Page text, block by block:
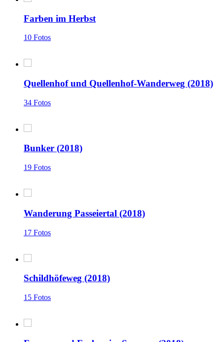
Farben im Herbst
10 Fotos
Quellenhof und Quellenhof-Wanderweg (2018)
34 Fotos
Bunker (2018)
19 Fotos
Wanderung Passeiertal (2018)
17 Fotos
Schildhöfeweg (2018)
15 Fotos